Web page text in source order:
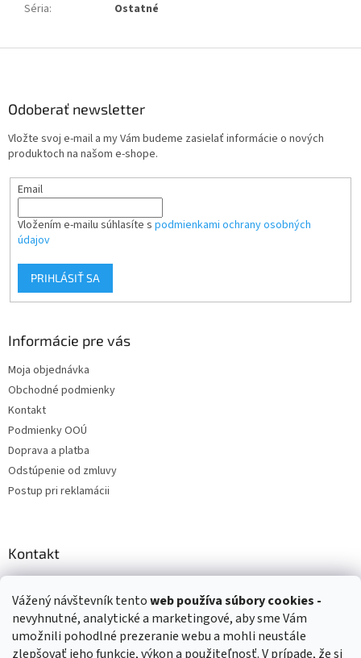
Vážený návštevník tentoweb používasúbory cookies -
nevyhnutné, analytické a marketingové, aby sme Vám
umožnili pohodlné prezeranie webu a mohli neustále
zlepšovať jeho funkcie, výkon a použiteľnosť. V prípade, že si
Séria: Ostatné
Odoberať newsletter
Vložte svoj e-mail a my Vám budeme zasielať informácie o nových
produktoch na našom e-shope.
Email
Vložením e-mailu súhlasíte s podmienkami ochrany osobných
údajov
PRIHLÁSIŤ SA
Informácie pre vás
Moja objednávka
Obchodné podmienky
Kontakt
Podmienky OOÚ
Doprava a platba
Odstúpenie od zmluvy
Postup pri reklamácii
Kontakt
+421 903 144 673